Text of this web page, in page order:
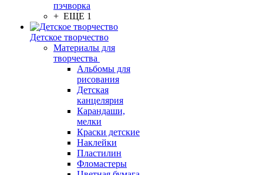
пэчворка
+ ЕЩЕ 1
Детское творчество
Материалы для
творчества
Альбомы для
рисования
Детская
канцелярия
Карандаши,
мелки
Краски детские
Наклейки
Пластилин
Фломастеры